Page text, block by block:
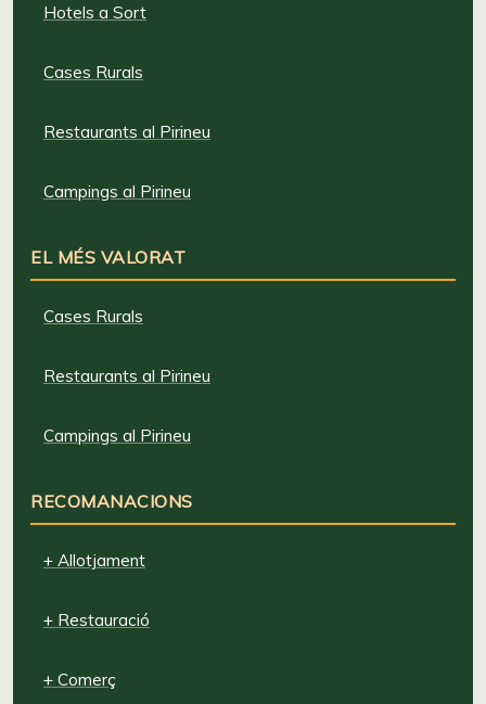
Hotels a Sort
Cases Rurals
Restaurants al Pirineu
Campings al Pirineu
EL MÉS VALORAT
Cases Rurals
Restaurants al Pirineu
Campings al Pirineu
RECOMANACIONS
+ Allotjament
+ Restauració
+ Comerç